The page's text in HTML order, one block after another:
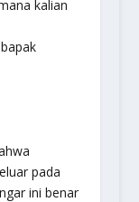
kalian
pada
ini benar